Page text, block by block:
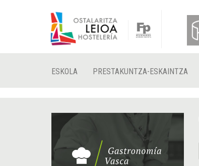
ESKOLA PRESTAKUNTZA-ESKAINTZA